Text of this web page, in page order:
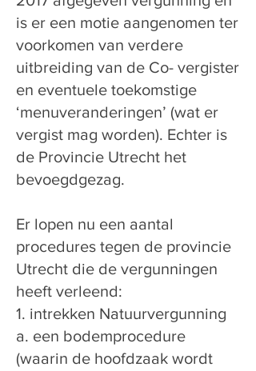
is er een motie aangenomen ter
voorkomen van verdere
uitbreiding van de Co- vergister
en eventuele toekomstige
‘menuveranderingen’ (wat er
vergist mag worden). Echter is
de Provincie Utrecht het
bevoegdgezag.
Er lopen nu een aantal
procedures tegen de provincie
Utrecht die de vergunningen
heeft verleend:
1. intrekken Natuurvergunning
a. een bodemprocedure
(waarin de hoofdzaak wordt